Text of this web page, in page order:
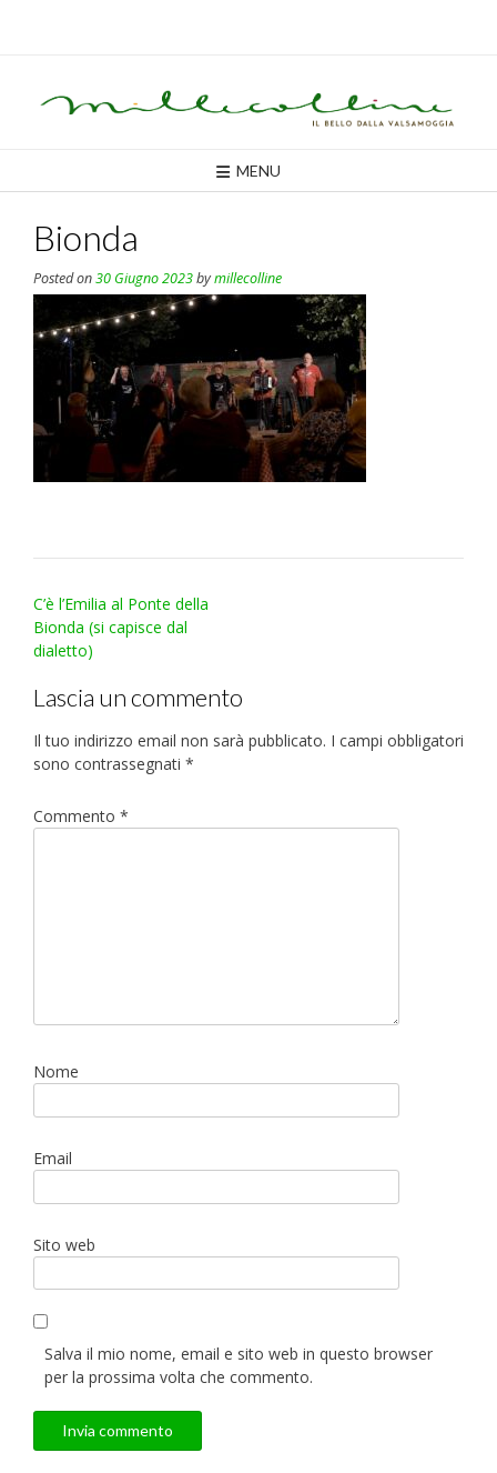
MENU
Bionda
Posted on30 Giugno 2023bymillecolline
Post
navigation
C’è l’Emilia al Ponte della
Bionda (si capisce dal
dialetto)
Lascia un commento
Il tuo indirizzo email non sarà pubblicato. I campi obbligatori
sono contrassegnati *
Commento *
Nome
Email
Sito web
Salva il mio nome, email e sito web in questo browser
per la prossima volta che commento.